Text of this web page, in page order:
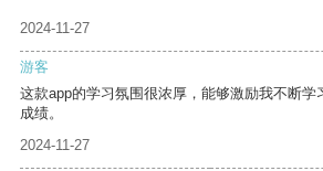
2024-11-27
游客
这款app的学习氛围很浓厚，能够激励我不断学
成绩。
2024-11-27